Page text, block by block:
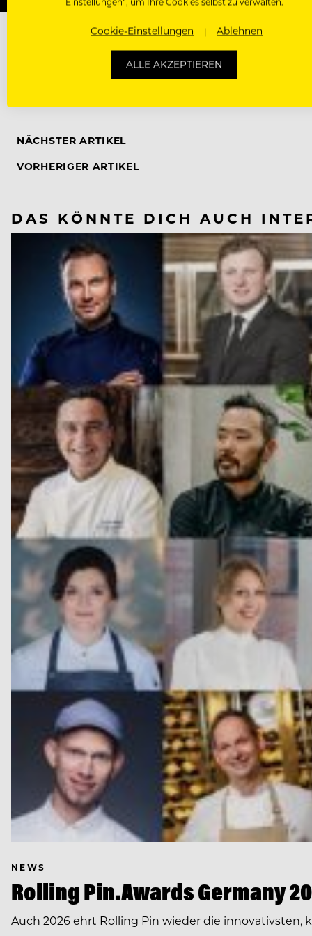
NÄCHSTER ARTIKEL
VORHERIGER ARTIKEL
DAS KÖNNTE DICH AUCH
NEWS
Rolling Pin.Awards Germany
Auch 2026 ehrt Rolling Pin wieder die
Cookie-Einstellungen Ablehnen
ALLE AKZEPTIEREN